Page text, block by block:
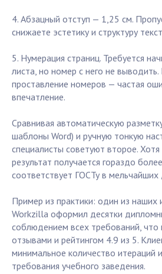
4. Абзацный отступ — 1,25 см.
снижаете эстетику и структуру
5. Нумерация страниц. Требуется
листа, но номер с него не
проставление номеров — частая
впечатление.
Сравнивая автоматическую
шаблоны Word) и ручную тонкую
специалисты советуют второе.
результат получается гораздо
соответствует ГОСТу в мельчайших
Пример из практики: один из наших
Workzilla оформил десятки
соблюдением всех требований,
отзывами и рейтингом 4.9 из 5.
минимальное количество итераций
требования учебного заведения.